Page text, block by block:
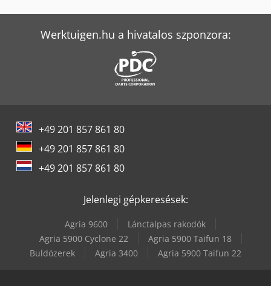
Mercedes-Benz Sprinter
Mercedes-Benz Sprinter 300
Mercedes-Benz Sprinter 316
Mercedes-Benz Vario
Mitsubishi Fuso Canter
Vw Crafter 30
Vw Crafter 35
Werktuigen.hu a hivatalos szponzora:
+49 201 857 861 80
+49 201 857 861 80
+49 201 857 861 80
Jelenlegi gépkeresések:
Agria 9600
Lánctalpas rakodók
Agria 5900 Cyclone 22
Agria 5900 Taifun 18
Buldózerek
Agria 3400 Agria 5900 Taifun 22